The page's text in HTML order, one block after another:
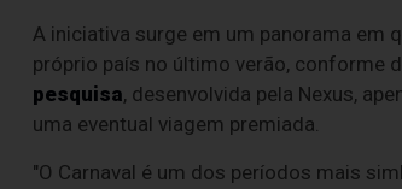
A iniciativa surge em um panorama em
próprio país no último verão, conforme
pesquisa, desenvolvida pela Nexus,
uma eventual viagem premiada.
"O Carnaval é um dos períodos mais